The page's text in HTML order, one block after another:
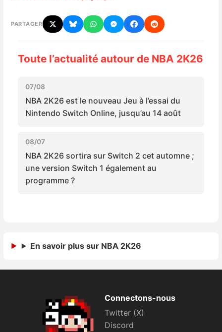
Précommandes
Bons plans
PARTAGER
Toute l’actualité autour de NBA 2K26
07/08
NBA 2K26 est le nouveau Jeu à l’essai du
Nintendo Switch Online, jusqu’au 14 août
08/07
NBA 2K26 sortira sur Switch 2 cet automne ;
une version Switch 1 également au
programme ?
En savoir plus sur NBA 2K26
Connectons-nous
Twitter (X)
Discord